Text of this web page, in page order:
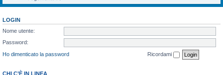
LOGIN
Nome utente:
Password:
Ho dimenticato la password
Ricordami
CHI C’È IN LINEA